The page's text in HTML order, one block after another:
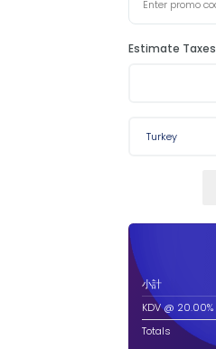
Estimate Taxes
小計
KDV @ 20.00%
Totals